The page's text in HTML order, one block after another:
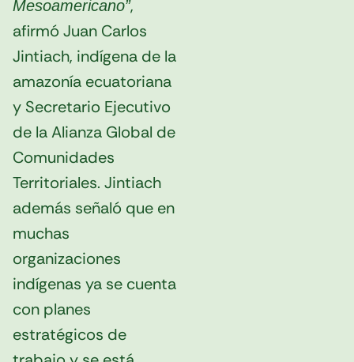
Mesoamericano”,
afirmó Juan Carlos
Jintiach, indígena de la
amazonía ecuatoriana
y Secretario Ejecutivo
de la Alianza Global de
Comunidades
Territoriales. Jintiach
además señaló que en
muchas
organizaciones
indígenas ya se cuenta
con planes
estratégicos de